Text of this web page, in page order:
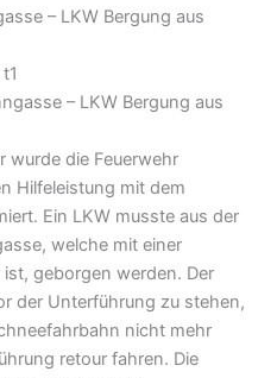
– LKW Bergung aus
t1
wurde die Feuerwehr
Hilfeleistung mit dem
Ein LKW musste aus der
welche mit einer
geborgen werden. Der
der Unterführung zu stehen,
nicht mehr
retour fahren. Die